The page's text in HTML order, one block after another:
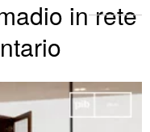
in rete